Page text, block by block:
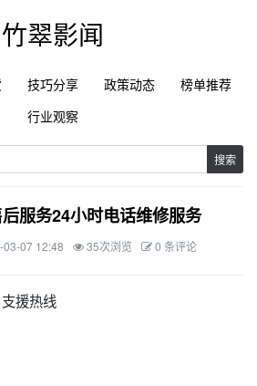
竹翠影闻
技巧分享 政策动态
榜单推荐
行业观察
搜索
服务24小时电话维修服务
07 12:48 35次浏览 0 条评论
援热线